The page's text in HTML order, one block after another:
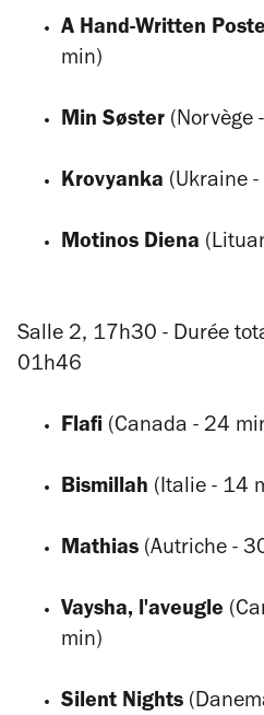
A Hand-Written
min)
Min Søster (Norvège
Krovyanka (Ukraine
Motinos Diena
Salle 2, 17h30 - Durée
01h46
Flafi (Canada - 24
Bismillah (Italie - 14
Mathias (Autriche -
Vaysha, l'aveugle
min)
Silent Nights